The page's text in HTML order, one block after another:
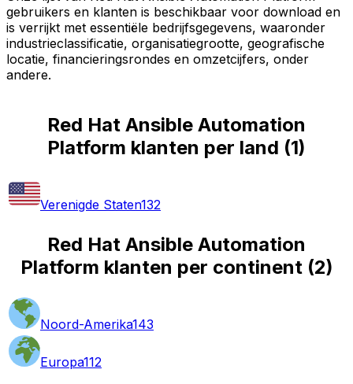
gebruikers en klanten is beschikbaar voor download en
is verrijkt met essentiële bedrijfsgegevens, waaronder
industrieclassificatie, organisatiegrootte, geografische
locatie, financieringsrondes en omzetcijfers, onder
andere.
Red Hat Ansible Automation
Platform klanten per land (1)
Verenigde Staten132
Red Hat Ansible Automation
Platform klanten per continent(2)
Noord-Amerika143
Europa112